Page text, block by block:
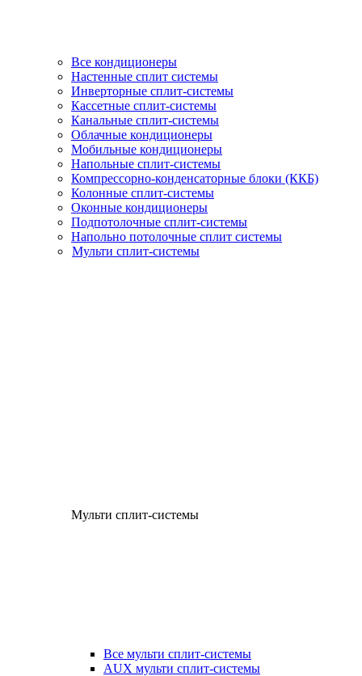
Все кондиционеры
Настенные сплит системы
Инверторные сплит-системы
Кассетные сплит-системы
Канальные сплит-системы
Облачные кондиционеры
Мобильные кондиционеры
Напольные сплит-системы
Компрессорно-конденсаторные блоки (ККБ)
Колонные сплит-системы
Оконные кондиционеры
Подпотолочные сплит-системы
Напольно потолочные сплит системы
Мульти сплит-системы
Мульти сплит-системы
Все мульти сплит-системы
AUX мульти сплит-системы